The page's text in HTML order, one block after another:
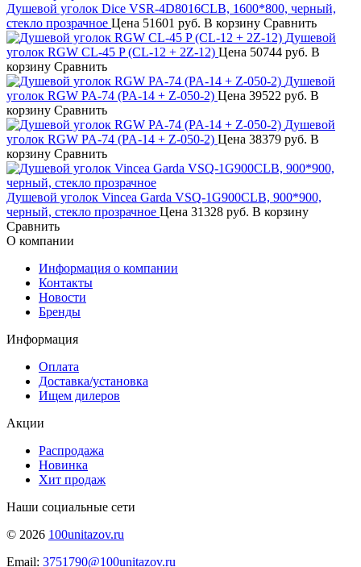
Душевой уголок Dice VSR-4D8016CLB, 1600*800, черный,
стекло прозрачное Цена 51601 руб. В корзину Сравнить
Душевой
уголок RGW CL-45 P (CL-12 + 2Z-12) Цена 50744 руб. В
корзину Сравнить
Душевой
уголок RGW PA-74 (PA-14 + Z-050-2) Цена 39522 руб. В
корзину Сравнить
Душевой
уголок RGW PA-74 (PA-14 + Z-050-2) Цена 38379 руб. В
корзину Сравнить
Душевой уголок Vincea Garda VSQ-1G900CLB, 900*900,
черный, стекло прозрачное Цена 31328 руб. В корзину
Сравнить
О компании
Информация о компании
Контакты
Новости
Бренды
Информация
Оплата
Доставка/установка
Ищем дилеров
Акции
Распродажа
Новинка
Хит продаж
Наши социальные сети
© 2026 100unitazov.ru
Email: 3751790@100unitazov.ru